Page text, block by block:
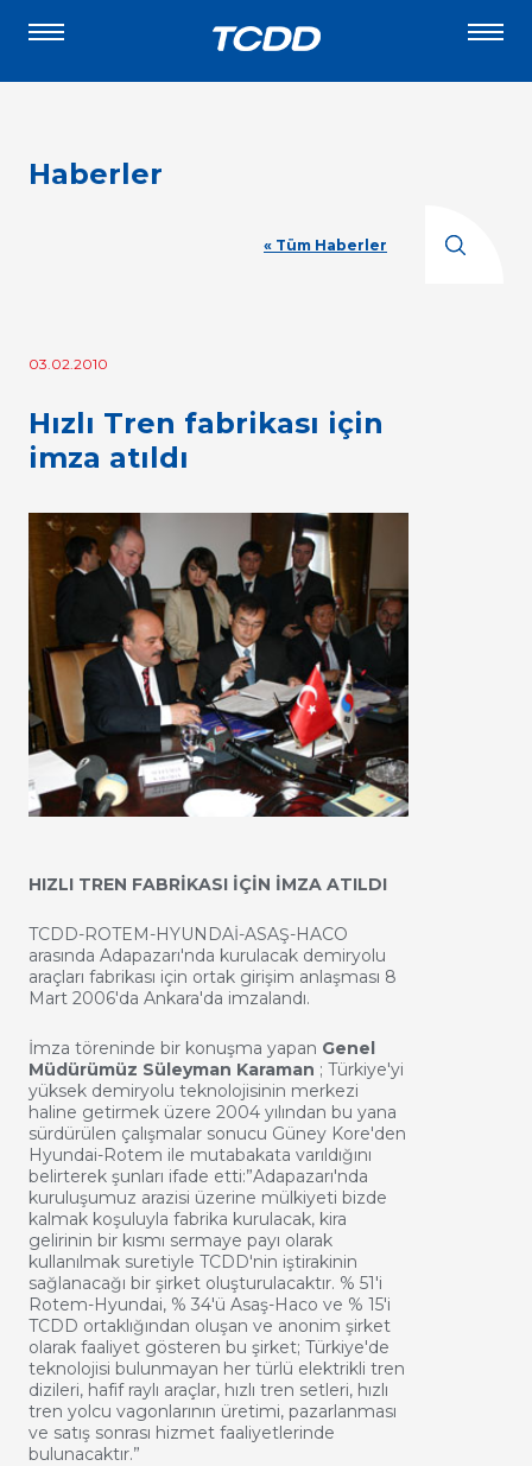
Haberler
« Tüm Haberler
03.02.2010
Hızlı Tren fabrikası için
imza atıldı
HIZLI TREN FABRİKASI İÇİN İMZA ATILDI
TCDD-ROTEM-HYUNDAİ-ASAŞ-HACO
arasında Adapazarı'nda kurulacak demiryolu
araçları fabrikası için ortak girişim anlaşması 8
Mart 2006'da Ankara'da imzalandı.
İmza töreninde bir konuşma yapan Genel
Müdürümüz Süleyman Karaman ; Türkiye'yi
yüksek demiryolu teknolojisinin merkezi
haline getirmek üzere 2004 yılından bu yana
sürdürülen çalışmalar sonucu Güney Kore'den
Hyundai-Rotem ile mutabakata varıldığını
belirterek şunları ifade etti:”Adapazarı'nda
kuruluşumuz arazisi üzerine mülkiyeti bizde
kalmak koşuluyla fabrika kurulacak, kira
gelirinin bir kısmı sermaye payı olarak
kullanılmak suretiyle TCDD'nin iştirakinin
sağlanacağı bir şirket oluşturulacaktır. % 51'i
Rotem-Hyundai, % 34'ü Asaş-Haco ve % 15'i
TCDD ortaklığından oluşan ve anonim şirket
olarak faaliyet gösteren bu şirket; Türkiye'de
teknolojisi bulunmayan her türlü elektrikli tren
dizileri, hafif raylı araçlar, hızlı tren setleri, hızlı
tren yolcu vagonlarının üretimi, pazarlanması
ve satış sonrası hizmet faaliyetlerinde
bulunacaktır.”